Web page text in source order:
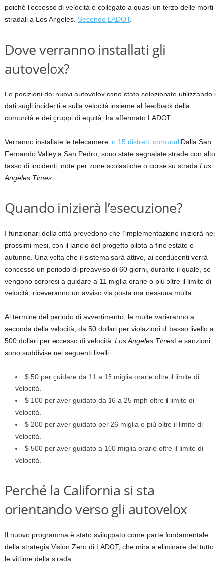
poiché l’eccesso di velocità è collegato a quasi un terzo delle morti
stradali a Los Angeles. Secondo LADOT.
Dove verranno installati gli
autovelox?
Le posizioni dei nuovi autovelox sono state selezionate utilizzando i
dati sugli incidenti e sulla velocità insieme al feedback della
comunità e dei gruppi di equità, ha affermato LADOT.
Verranno installate le telecamere In 15 distretti comunaliDalla San
Fernando Valley a San Pedro, sono state segnalate strade con alto
tasso di incidenti, note per zone scolastiche o corse su strada Los
Angeles Times
Quando inizierà l’esecuzione?
I funzionari della città prevedono che l’implementazione inizierà nei
prossimi mesi, con il lancio del progetto pilota a fine estate o
autunno. Una volta che il sistema sarà attivo, ai conducenti verrà
concesso un periodo di preavviso di 60 giorni, durante il quale, se
vengono sorpresi a guidare a 11 miglia orarie o più oltre il limite di
velocità, riceveranno un avviso via posta ma nessuna multa.
Al termine del periodo di avvertimento, le multe varieranno a
seconda della velocità, da 50 dollari per violazioni di basso livello a
500 dollari per eccesso di velocità. Los Angeles TimesLe sanzioni
sono suddivise nei seguenti livelli:
$ 50 per guidare da 11 a 15 miglia orarie oltre il limite di
velocità.
$ 100 per aver guidato da 16 a 25 mph oltre il limite di
velocità.
$ 200 per aver guidato per 26 miglia o più oltre il limite di
velocità.
$ 500 per aver guidato a 100 miglia orarie oltre il limite di
velocità.
Perché la California si sta
orientando verso gli autovelox
Il nuovo programma è stato sviluppato come parte fondamentale
della strategia Vision Zero di LADOT, che mira a eliminare del tutto
le vittime della strada.